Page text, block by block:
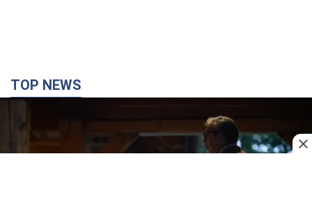
Зеленський вперше прибув до Сербії:
планується зустріч із Вучичем і не лише. Відео